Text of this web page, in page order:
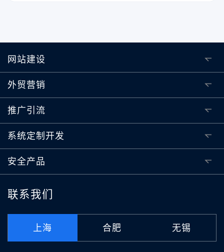
网站建设
外贸营销
推广引流
系统定制开发
安全产品
联系我们
上海 合肥 无锡